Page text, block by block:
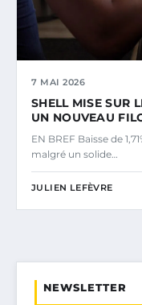
7 MAI 2026
SHELL MISE SUR
UN NOUVEAU
EN BREF Baisse de
malgré un solide…
JULIEN LEFÈVRE
NEWSLETTER